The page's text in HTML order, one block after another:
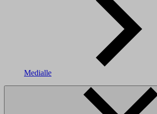
Medialle